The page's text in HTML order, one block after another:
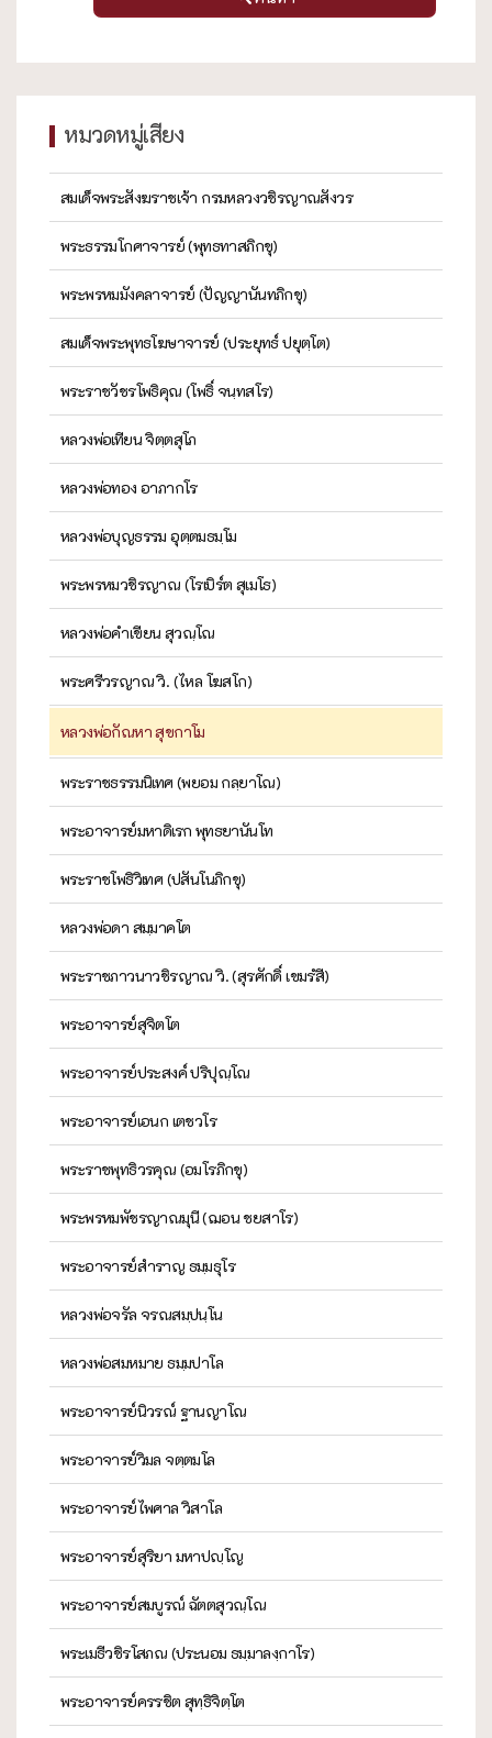
หมวดหมู่เสียง
สมเด็จพระสังฆราชเจ้า กรมหลวงวชิรญาณสังวร
พระธรรมโกศาจารย์ (พุทธทาสภิกขุ)
พระพรหมมังคลาจารย์ (ปัญญานันทภิกขุ)
สมเด็จพระพุทธโฆษาจารย์ (ประยุทธ์ ปยุตฺโต)
พระราชวัชรโพธิคุณ (โพธิ์ จนฺทสโร)
หลวงพ่อเทียน จิตฺตสุโภ
หลวงพ่อทอง อาภากโร
หลวงพ่อบุญธรรม อุตฺตมธมฺโม
พระพรหมวชิรญาณ (โรเบิร์ต สุเมโธ)
หลวงพ่อคำเขียน สุวณฺโณ
พระศรีวรญาณ วิ. (ไหล โฆสโก)
หลวงพ่อกัณหา สุขกาโม
พระราชธรรมนิเทศ (พยอม กลฺยาโณ)
พระอาจารย์มหาดิเรก พุทธยานันโท
พระราชโพธิวิเทศ (ปสันโนภิกขุ)
หลวงพ่อดา สมฺมาคโต
พระราชภาวนาวชิรญาณ วิ. (สุรศักดิ์ เขมรํสี)
พระอาจารย์สุจิตโต
พระอาจารย์ประสงค์ ปริปุณฺโณ
พระอาจารย์เอนก เตชวโร
พระราชพุทธิวรคุณ (อมโรภิกขุ)
พระพรหมพัชรญาณมุนี (ฌอน ชยสาโร)
พระอาจารย์สำราญ ธมฺมธุโร
หลวงพ่อจรัล จรณสมฺปนฺโน
หลวงพ่อสมหมาย ธมฺมปาโล
พระอาจารย์นิวรณ์ ฐานญาโณ
พระอาจารย์วิมล จตฺตมโล
พระอาจารย์ไพศาล วิสาโล
พระอาจารย์สุริยา มหาปญฺโญ
พระอาจารย์สมบูรณ์ ฉัตตสุวณฺโณ
พระเมธีวชิรโสภณ (ประนอม ธมฺมาลงฺกาโร)
พระอาจารย์ครรชิต สุทฺธิจิตฺโต